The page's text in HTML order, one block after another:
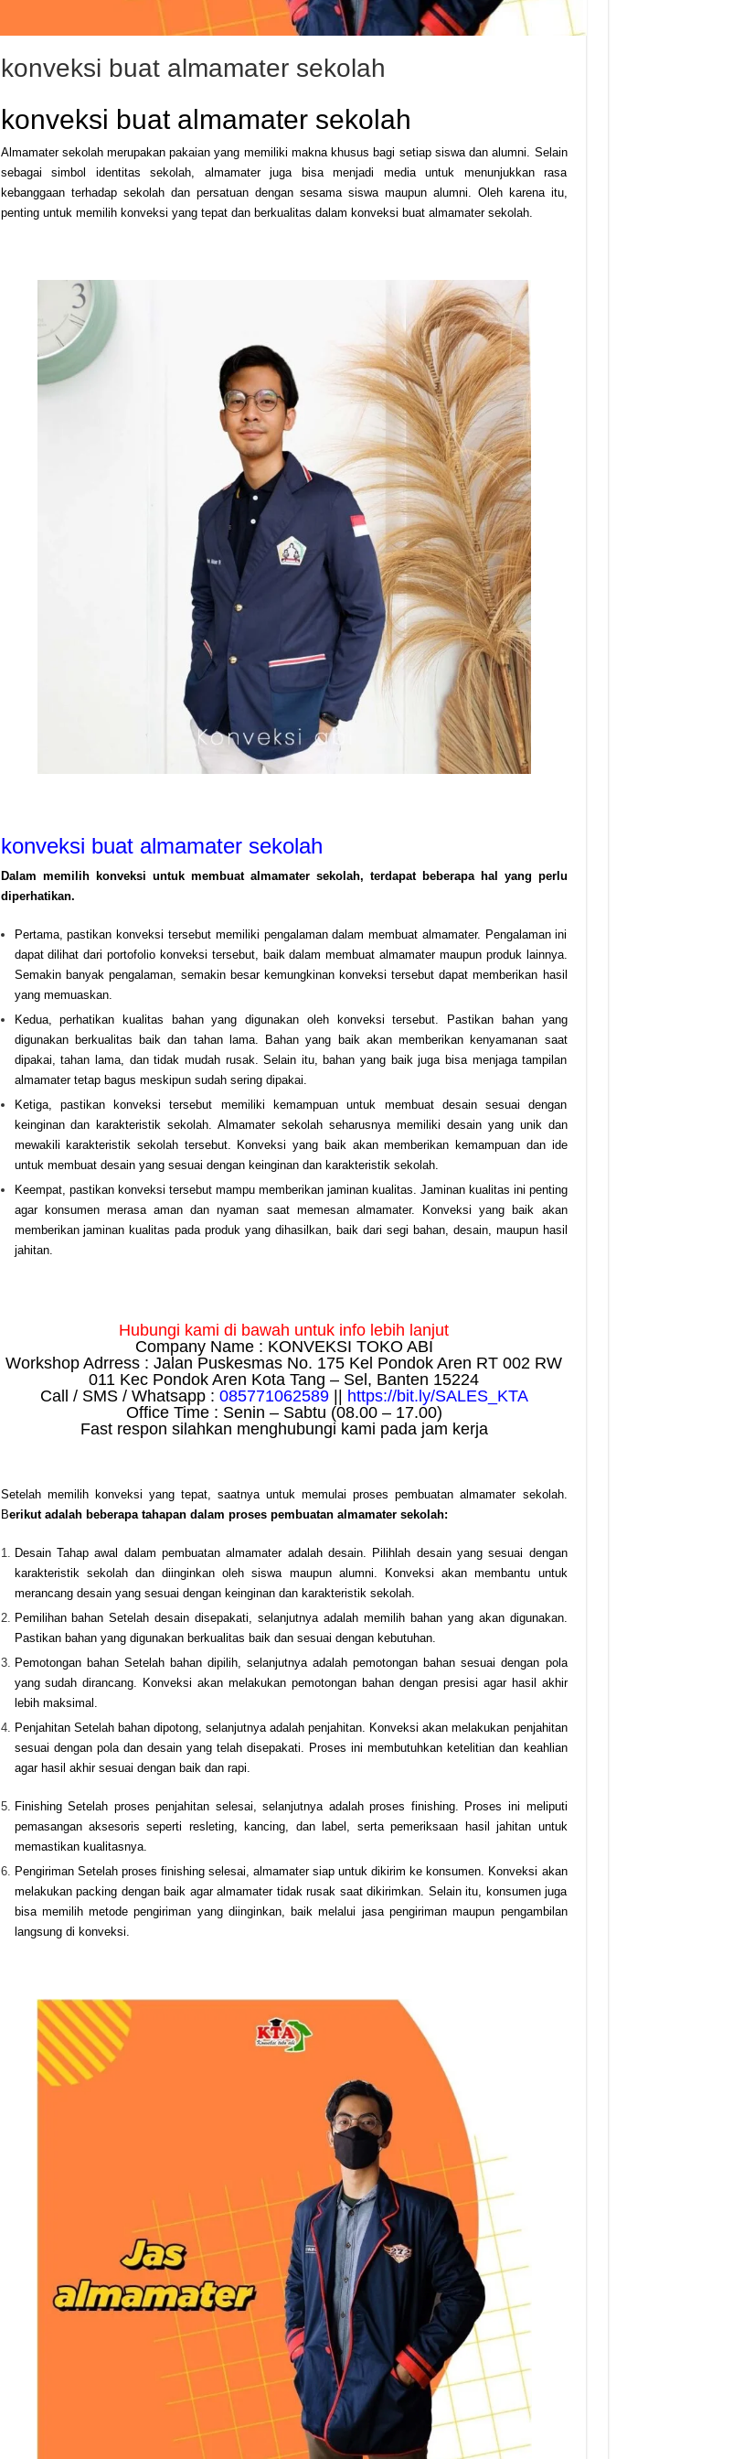
konveksi buat almamater sekolah
konveksi buat almamater sekolah
Almamater sekolah merupakan pakaian yang memiliki makna khusus bagi setiap siswa dan alumni. Selain
sebagai simbol identitas sekolah, almamater juga bisa menjadi media untuk menunjukkan rasa
kebanggaan terhadap sekolah dan persatuan dengan sesama siswa maupun alumni. Oleh karena itu,
penting untuk memilih konveksi yang tepat dan berkualitas dalam konveksi buat almamater sekolah.
konveksi buat almamater sekolah
Dalam memilih konveksi untuk membuat almamater sekolah, terdapat beberapa hal yang perlu
diperhatikan.
Pertama, pastikan konveksi tersebut memiliki pengalaman dalam membuat almamater. Pengalaman ini
dapat dilihat dari portofolio konveksi tersebut, baik dalam membuat almamater maupun produk lainnya.
Semakin banyak pengalaman, semakin besar kemungkinan konveksi tersebut dapat memberikan hasil
yang memuaskan.
Kedua, perhatikan kualitas bahan yang digunakan oleh konveksi tersebut. Pastikan bahan yang
digunakan berkualitas baik dan tahan lama. Bahan yang baik akan memberikan kenyamanan saat
dipakai, tahan lama, dan tidak mudah rusak. Selain itu, bahan yang baik juga bisa menjaga tampilan
almamater tetap bagus meskipun sudah sering dipakai.
Ketiga, pastikan konveksi tersebut memiliki kemampuan untuk membuat desain sesuai dengan
keinginan dan karakteristik sekolah. Almamater sekolah seharusnya memiliki desain yang unik dan
mewakili karakteristik sekolah tersebut. Konveksi yang baik akan memberikan kemampuan dan ide
untuk membuat desain yang sesuai dengan keinginan dan karakteristik sekolah.
Keempat, pastikan konveksi tersebut mampu memberikan jaminan kualitas. Jaminan kualitas ini penting
agar konsumen merasa aman dan nyaman saat memesan almamater. Konveksi yang baik akan
memberikan jaminan kualitas pada produk yang dihasilkan, baik dari segi bahan, desain, maupun hasil
jahitan.
Hubungi kami di bawah untuk info lebih lanjut
Company Name : KONVEKSI TOKO ABI
Workshop Adrress : Jalan Puskesmas No. 175 Kel Pondok Aren RT 002 RW
011 Kec Pondok Aren Kota Tang – Sel, Banten 15224
Call / SMS / Whatsapp : 085771062589||
https://bit.ly/SALES_KTA
Office Time : Senin – Sabtu (08.00 – 17.00)
Fast respon silahkan menghubungi kami pada jam kerja
Setelah memilih konveksi yang tepat, saatnya untuk memulai proses pembuatan almamater sekolah.
Berikut adalah beberapa tahapan dalam proses pembuatan almamater sekolah:
Desain Tahap awal dalam pembuatan almamater adalah desain. Pilihlah desain yang sesuai dengan
karakteristik sekolah dan diinginkan oleh siswa maupun alumni. Konveksi akan membantu untuk
merancang desain yang sesuai dengan keinginan dan karakteristik sekolah.
Pemilihan bahan Setelah desain disepakati, selanjutnya adalah memilih bahan yang akan digunakan.
Pastikan bahan yang digunakan berkualitas baik dan sesuai dengan kebutuhan.
Pemotongan bahan Setelah bahan dipilih, selanjutnya adalah pemotongan bahan sesuai dengan pola
yang sudah dirancang. Konveksi akan melakukan pemotongan bahan dengan presisi agar hasil akhir
lebih maksimal.
Penjahitan Setelah bahan dipotong, selanjutnya adalah penjahitan. Konveksi akan melakukan penjahitan
sesuai dengan pola dan desain yang telah disepakati. Proses ini membutuhkan ketelitian dan keahlian
agar hasil akhir sesuai dengan baik dan rapi.
Finishing Setelah proses penjahitan selesai, selanjutnya adalah proses finishing. Proses ini meliputi
pemasangan aksesoris seperti resleting, kancing, dan label, serta pemeriksaan hasil jahitan untuk
memastikan kualitasnya.
Pengiriman Setelah proses finishing selesai, almamater siap untuk dikirim ke konsumen. Konveksi akan
melakukan packing dengan baik agar almamater tidak rusak saat dikirimkan. Selain itu, konsumen juga
bisa memilih metode pengiriman yang diinginkan, baik melalui jasa pengiriman maupun pengambilan
langsung di konveksi.